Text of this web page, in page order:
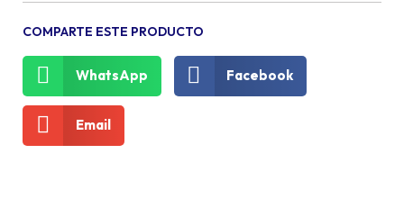
COMPARTE ESTE PRODUCTO
WhatsApp Facebook
Email